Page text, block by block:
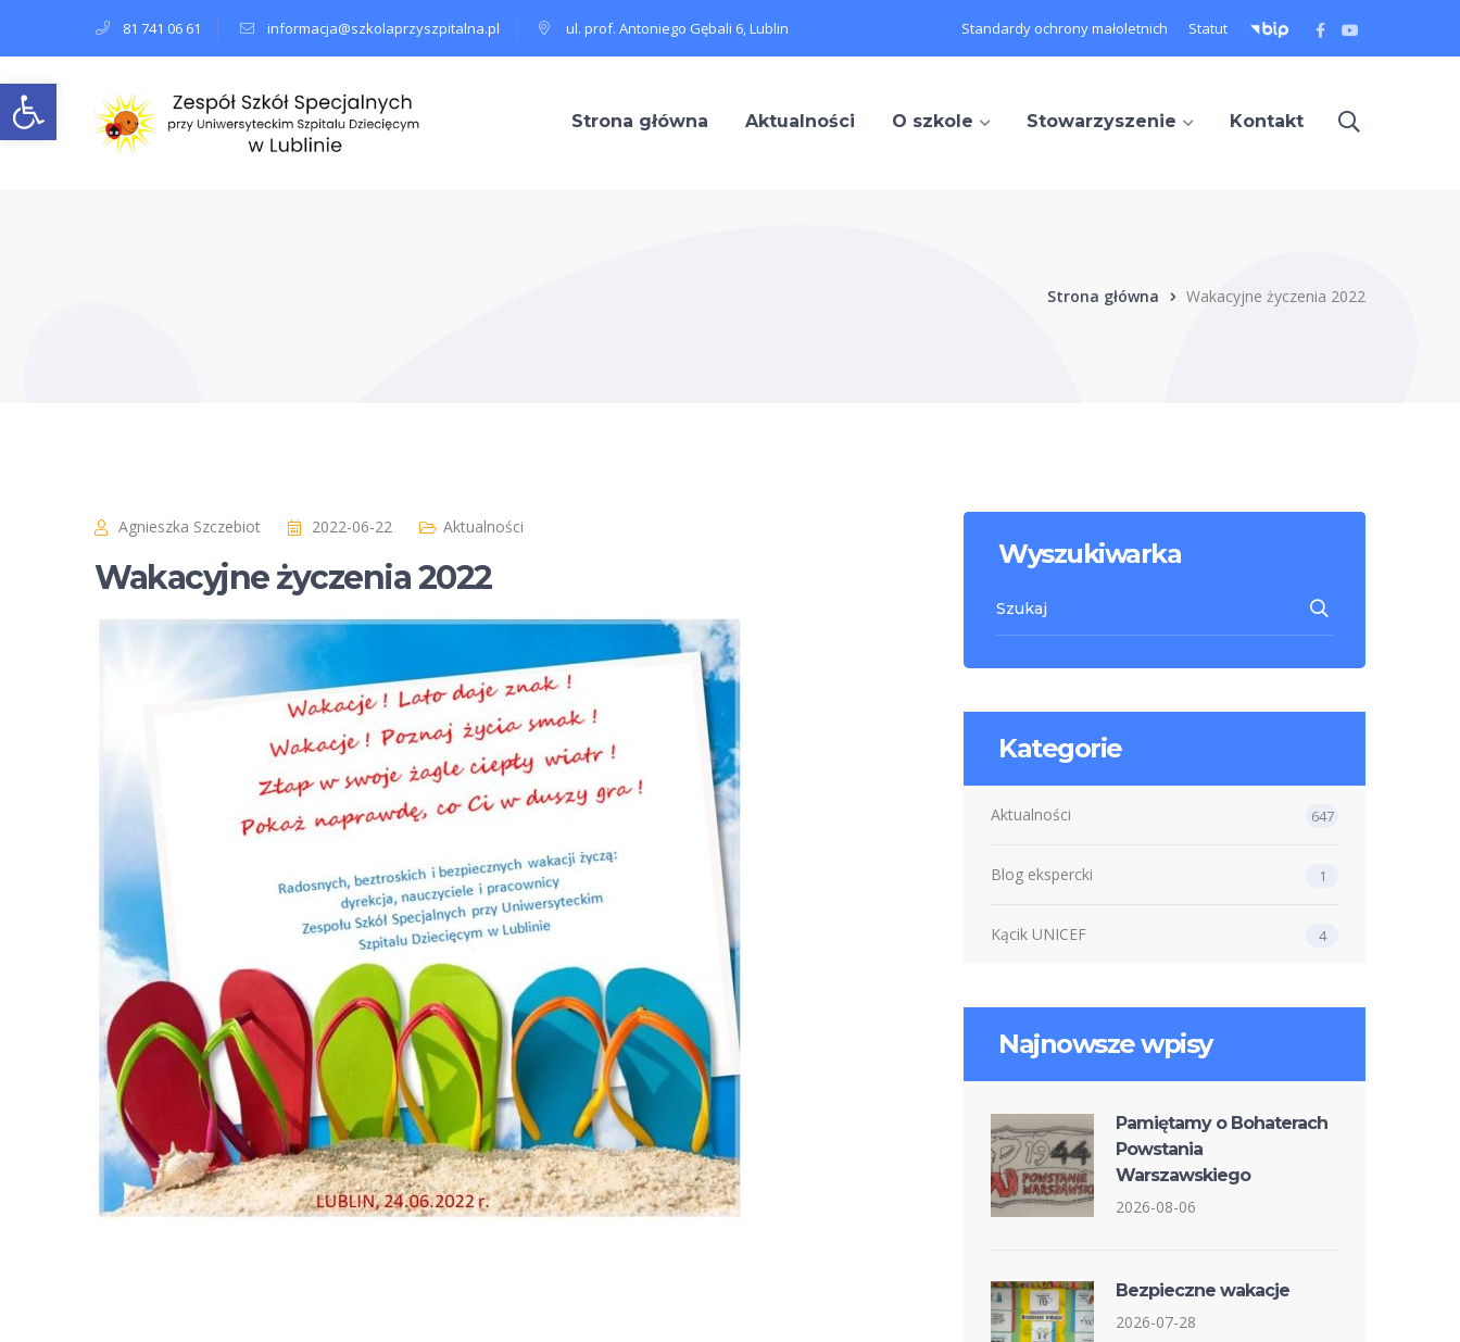
Open toolbar
81 741 06 61 informacja@szkolaprzyszpitalna.pl ul. prof. Antoniego Gębali 6, Lublin Standardy ochrony małoletnich Statut
Facebook
ProfileProfile
Strona główna Aktualności O szkole Stowarzyszenie Kontakt
Strona główna Wakacyjne życzenia 2022
Agnieszka Szczebiot 2022-06-22 Aktualności
Wakacyjne życzenia 2022
Wyszukiwarka
Kategorie
Aktualności 647
Blog ekspercki 1
Kącik UNICEF 4
Najnowsze wpisy
Pamiętamy o Bohaterach
Powstania
Warszawskiego
2026-08-06
Bezpieczne wakacje
2026-07-28